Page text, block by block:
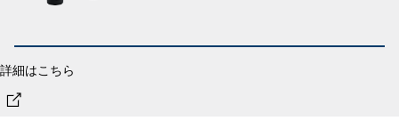
詳細はこちら